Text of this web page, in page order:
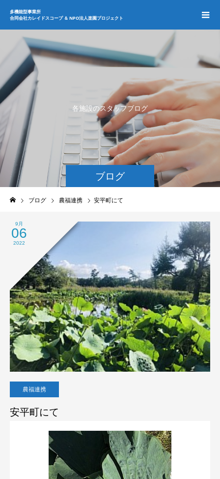
多機能型事業所
合同会社カレイドスコープ ＆ NPO法人楽園プロジェクト
ブログ
各施設のスタッフブログ
ブログ 農福連携 安平町にて
9月
06
2022
農福連携
安平町にて